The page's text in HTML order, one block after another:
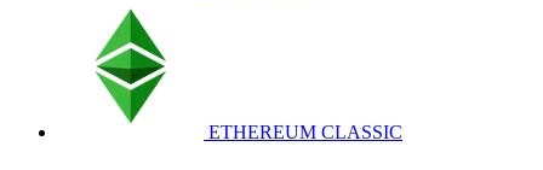
ETHEREUM CLASSIC